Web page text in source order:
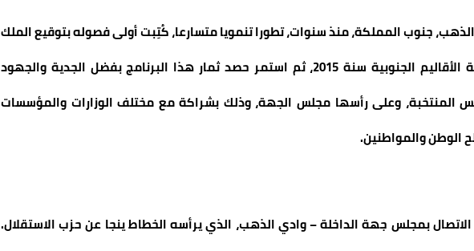
جنوب المملكة، منذ سنوات، تطورا تنمويا متسارعا، كُتِبت أولى فصوله بتوقيع الملك
محمد السادس برنامج تنمية الأقاليم الجنوبية سنة 2015، ثم استمر حصد ثمار هذا البرنامج بفضل الجدية والجهود
المنتخبة، وعلى رأسها مجلس الجهة، وذلك بشراكة مع مختلف الوزارات والمؤسسات
الوطن والمواطنين.
وفي هذا الصدد، ربط Le360 الاتصال بمجلس جهة الداخلة – وادي الذهب، الذي يرأسه الخطاط ينجا عن حزب الاستقلال.